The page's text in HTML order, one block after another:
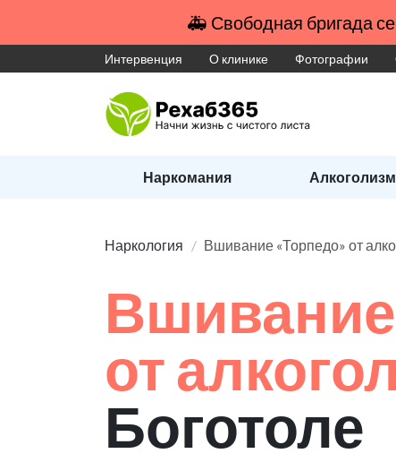
🚑 Свободная бригада
Интервенция О клинике Фотографии
Наркомания Алкоголизм
Наркология Вшивание «Торпедо» от
от
Боготоле